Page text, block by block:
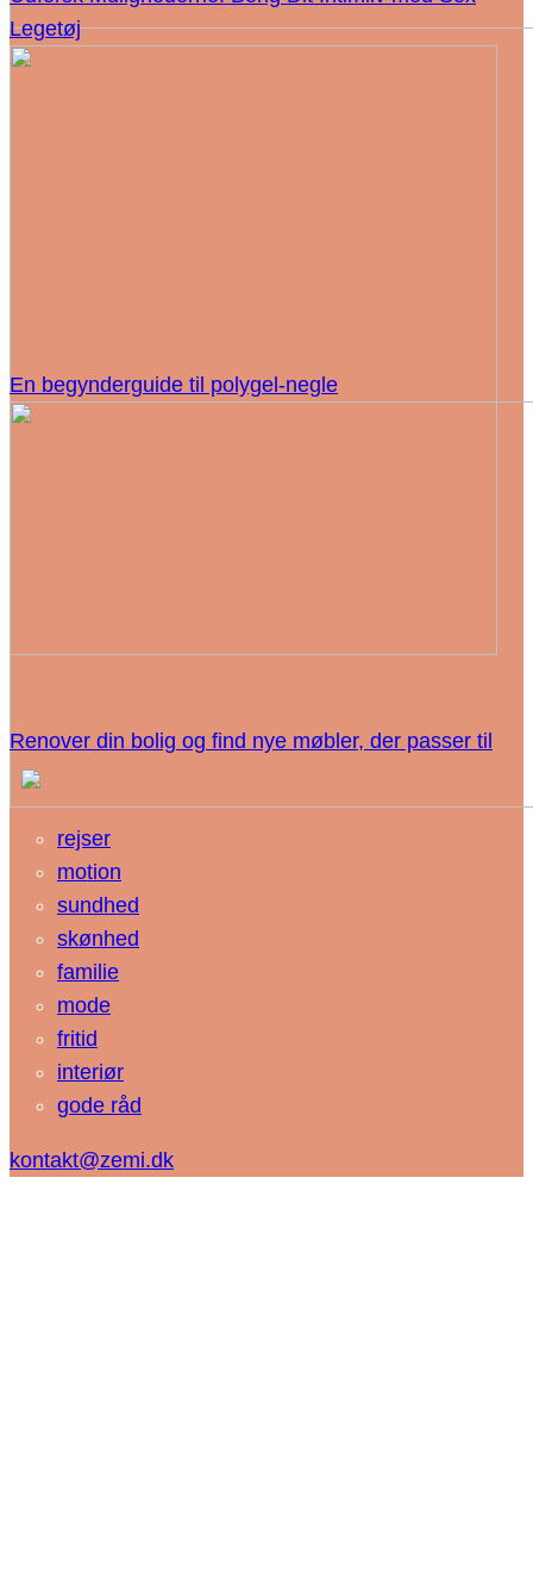
Legetøj
En begynderguide til polygel-negle
Renover din bolig og find nye møbler, der passer til
rejser
motion
sundhed
skønhed
familie
mode
fritid
interiør
gode råd
kontakt@zemi.dk